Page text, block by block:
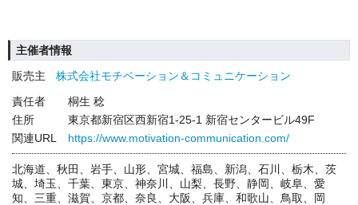
主催者情報
販売主
株式会社モチベーション＆コミュニケーション
責任者
桐生 稔
住所
東京都新宿区西新宿1-25-1 新宿センタービル49F
関連URL
https://www.motivation-communication.com/
北海道、秋田、岩手、山形、宮城、福島、新潟、石川、栃木、茨
城、埼玉、千葉、東京、神奈川、山梨、長野、静岡、岐阜、愛
知、三重、滋賀、京都、奈良、大阪、兵庫、和歌山、鳥取、岡